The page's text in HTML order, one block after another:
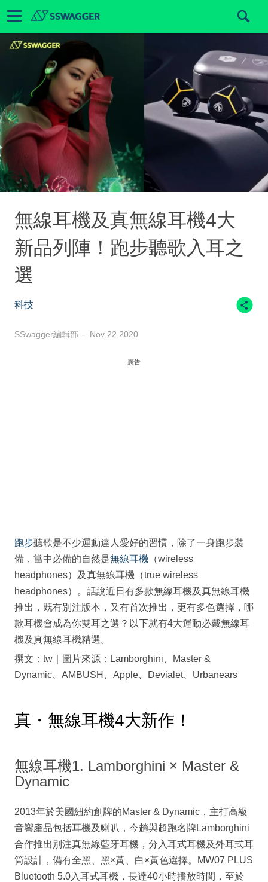
無線耳機及真無線耳機4大
新品列陣！跑步聽歌入耳之
選
科技
SSwagger編輯部 Nov 22 2020
廣告
跑步聽歌是不少運動達人愛好的習慣，除了一身跑步裝
備，當中必備的自然是無線耳機 （wireless
headphones）及真無線耳機（true wireless
headphones）。話說近日有多款無線耳機及真無線耳機
推出，既有別注版本，又有首次推出，更有多色選擇，哪
款耳機會成為你雙耳之選？以下就有4大運動必戴無線耳
機及真無線耳機精選。
撰文：tw｜圖片來源：Lamborghini、Master &
Dynamic、AMBUSH、Apple、Devialet、Urbanears
真・無線耳機4大新作！
無線耳機1. Lamborghini × Master &
Dynamic
2013年於美國紐約創牌的Master & Dynamic，主打高級
音響產品包括耳機及喇叭，今趟與超跑名牌Lamborghini
合作推出別注真無線藍牙耳機，分入耳式耳機及外耳式耳
筒設計，備有全黑、黑×黃、白×黃色選擇。MW07 PLUS
Bluetooth 5.0入耳式耳機，長達40小時播放時間，至於